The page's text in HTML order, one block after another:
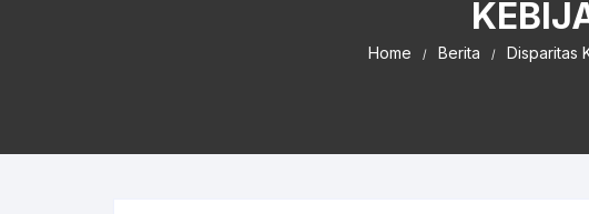
Home Berita Disparitas